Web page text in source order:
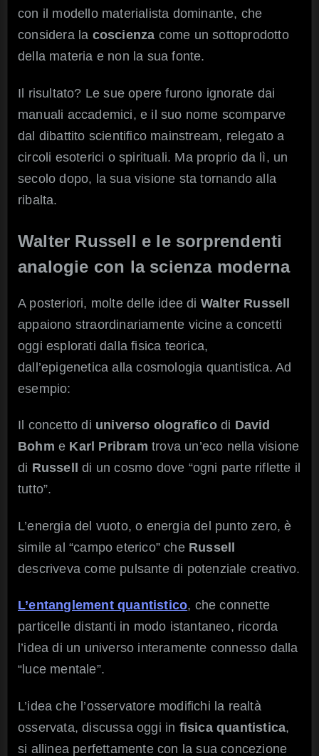
con il modello materialista dominante, che
considera la coscienza come un sottoprodotto
della materia e non la sua fonte.
Il risultato? Le sue opere furono ignorate dai
manuali accademici, e il suo nome scomparve
dal dibattito scientifico mainstream, relegato a
circoli esoterici o spirituali. Ma proprio da lì, un
secolo dopo, la sua visione sta tornando alla
ribalta.
Walter Russell e le sorprendenti
analogie con la scienza moderna
A posteriori, molte delle idee di Walter Russell
appaiono straordinariamente vicine a concetti
oggi esplorati dalla fisica teorica,
dall’epigenetica alla cosmologia quantistica. Ad
esempio:
Il concetto di universo olograficodi David
Bohm e Karl Pribram trova un’eco nella visione
di Russell
di un cosmo dove “ogni parte riflette il
tutto”.
L’energia del vuoto, o energia del punto zero, è
simile al “campo eterico” cheRussell
descriveva come pulsante di potenziale creativo.
L’entanglement quantistico, che connette
particelle distanti in modo istantaneo, ricorda
l’idea di un universo interamente connesso dalla
“luce mentale”.
L’idea che l’osservatore modifichi la realtà
osservata, discussa oggi in fisica quantistica,
si allinea perfettamente con la sua concezione